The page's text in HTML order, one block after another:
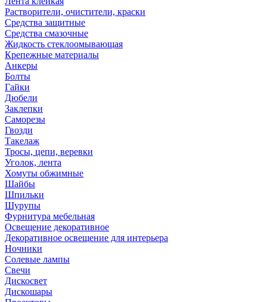
Растворители, очистители, краски
Средства защитные
Средства смазочные
Жидкость стеклоомывающая
Крепежные материалы
Анкеры
Болты
Гайки
Дюбели
Заклепки
Саморезы
Гвозди
Такелаж
Тросы, цепи, веревки
Уголок, лента
Хомуты обжимные
Шайбы
Шпильки
Шурупы
Фурнитура мебельная
Освещение декоративное
Декоративное освещение для интерьера
Ночники
Солевые лампы
Свечи
Дискосвет
Дискошары